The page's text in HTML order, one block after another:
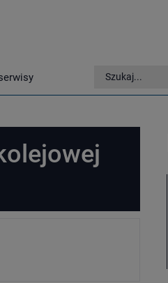
Szukaj w serwisie